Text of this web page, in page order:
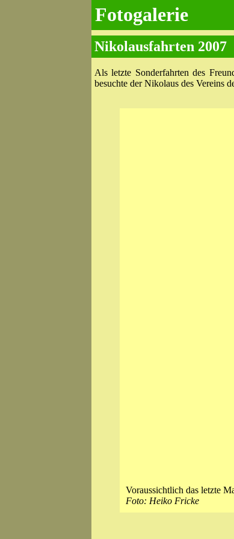
Fotogalerie
Nikolausfahrten 2007
Als letzte Sonderfahrten des
besuchte der Nikolaus des Vereins
Voraussichtlich das letzte
Foto: Heiko Fricke